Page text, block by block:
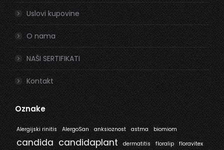
Uslovi kupovine
O nama
NAŠI SERTIFIKATI
Kontakt
Oznake
Alergijski rinitis AlergoSan anksioznost astma biomiom
candida candidaplant dermatitis floralip
floravitex